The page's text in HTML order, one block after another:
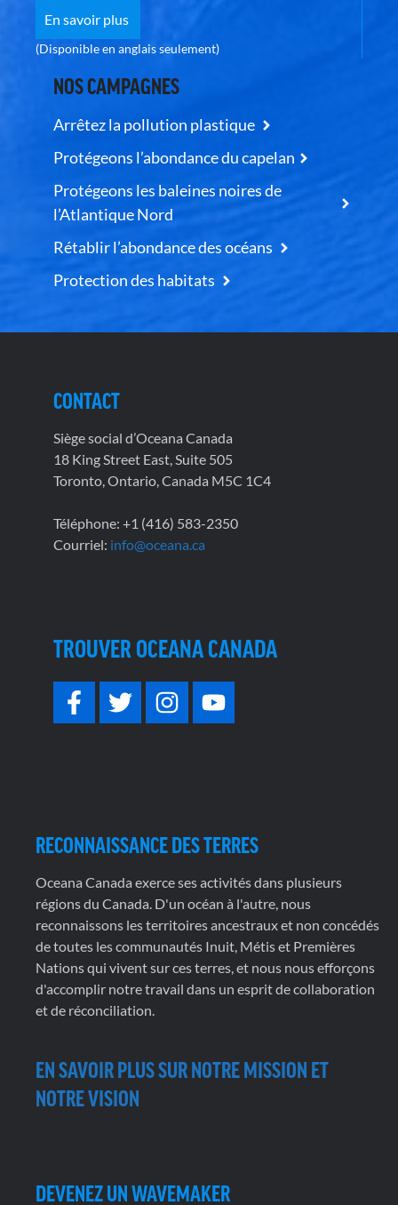
En savoir plus
(Disponible en anglais seulement)
NOS CAMPAGNES
Arrêtez la pollution plastique
Protégeons l’abondance du capelan
Protégeons les baleines noires de
l’Atlantique Nord
Rétablir l’abondance des océans
Protection des habitats
CONTACT
Siège social d’Oceana Canada
18 King Street East, Suite 505
Toronto, Ontario, Canada M5C 1C4
Téléphone: +1 (416) 583-2350
Courriel: info@oceana.ca
TROUVER OCEANA CANADA
RECONNAISSANCE DES TERRES
Oceana Canada exerce ses activités dans plusieurs
régions du Canada. D'un océan à l'autre, nous
reconnaissons les territoires ancestraux et non concédés
de toutes les communautés Inuit, Métis et Premières
Nations qui vivent sur ces terres, et nous nous efforçons
d'accomplir notre travail dans un esprit de collaboration
et de réconciliation.
EN SAVOIR PLUS SUR NOTRE MISSION ET
NOTRE VISION
DEVENEZ UN WAVEMAKER